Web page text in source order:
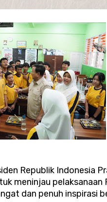
Republik Indonesia
meninjau
dan penuh inspirasi